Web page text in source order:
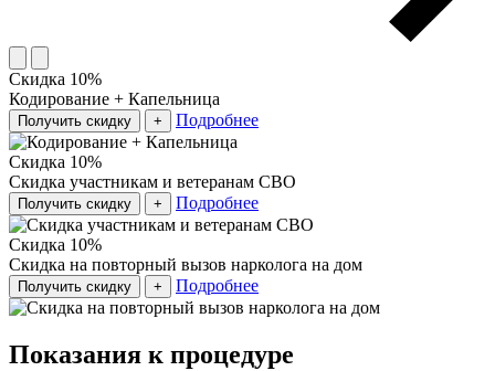
Скидка 10%
Кодирование + Капельница
Получить скидку + Подробнее
Скидка 10%
Скидка участникам и ветеранам СВО
Получить скидку + Подробнее
Скидка 10%
Скидка на повторный вызов нарколога на дом
Получить скидку + Подробнее
Показания к процедуре